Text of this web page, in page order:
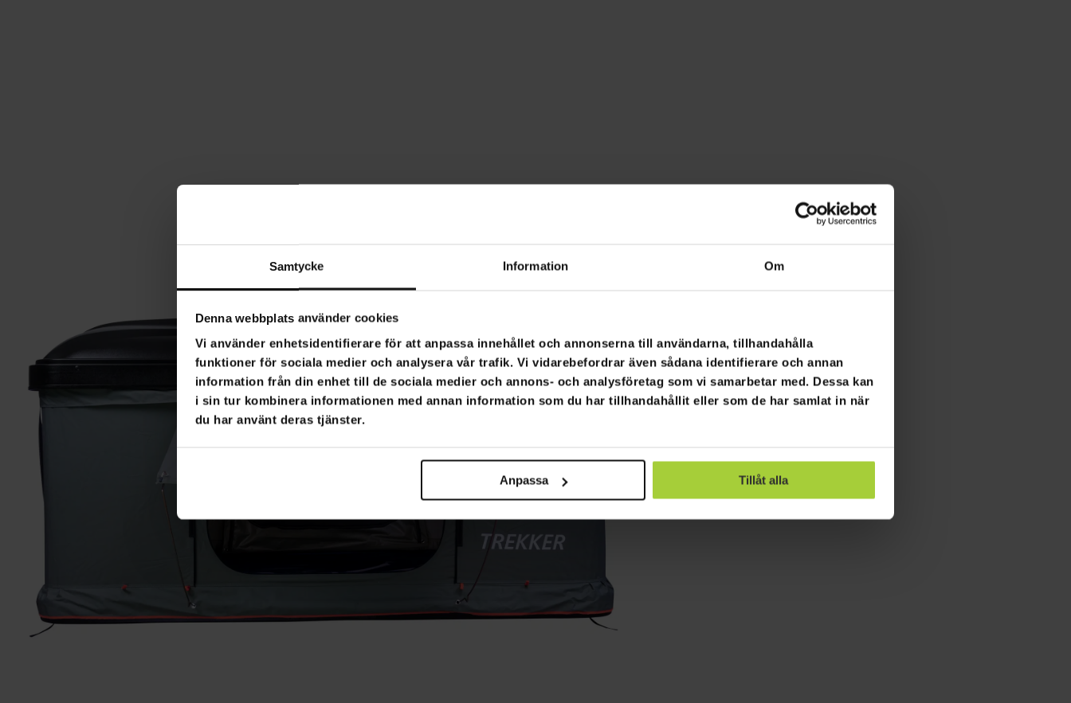
Samtycke Information Om
Denna webbplats använder cookies
Vi använder enhetsidentifierare för att anpassa innehållet och annonserna till användarna, tillhandahålla
funktioner för sociala medier och analysera vår trafik. Vi vidarebefordrar även sådana identifierare och annan
information från din enhet till de sociala medier och annons- och analysföretag som vi samarbetar med. Dessa kan
i sin tur kombinera informationen med annan information som du har tillhandahållit eller som de har samlat in när
du har använt deras tjänster.
Anpassa Tillåt alla